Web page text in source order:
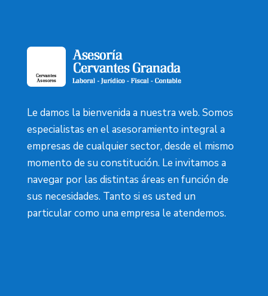
Le damos la bienvenida a nuestra web. Somos
especialistas en el asesoramiento integral a
empresas de cualquier sector, desde el mismo
momento de su constitución. Le invitamos a
navegar por las distintas áreas en función de
sus necesidades. Tanto si es usted un
particular como una empresa le atendemos.